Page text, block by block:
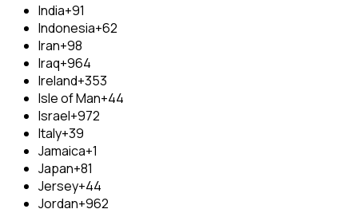
India+91
Indonesia+62
Iran+98
Iraq+964
Ireland+353
Isle of Man+44
Israel+972
Italy+39
Jamaica+1
Japan+81
Jersey+44
Jordan+962